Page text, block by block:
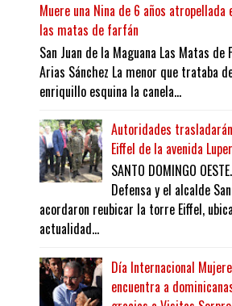
Muere una Nina de 6 años atropellada
las matas de farfán
San Juan de la Maguana Las Matas de
Arias Sánchez La menor que trataba
enriquillo esquina la canela...
Autoridades
Eiffel de la avenida
SANTO DOMINGO
Defensa y el alcalde
acordaron reubicar la torre Eiffel,
actualidad...
Día Internacional
encuentra a